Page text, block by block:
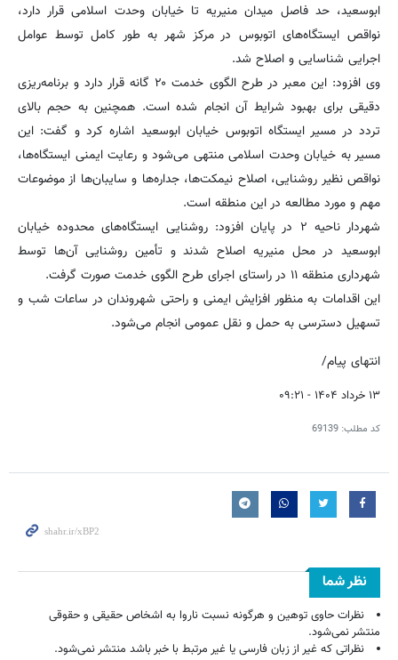
ابوسعید، حد فاصل میدان منیریه تا خیابان وحدت اسلامی قرار دارد،
نواقص ایستگاه‌های اتوبوس در مرکز شهر به طور کامل توسط عوامل
اجرایی شناسایی و اصلاح شد.
وی افزود: این معبر در طرح الگوی خدمت ۲۰ گانه قرار دارد و برنامه‌ریزی
دقیقی برای بهبود شرایط آن انجام شده است. همچنین به حجم بالای
تردد در مسیر ایستگاه اتوبوس خیابان ابوسعید اشاره کرد و گفت: این
مسیر به خیابان وحدت اسلامی منتهی می‌شود و رعایت ایمنی ایستگاه‌ها،
نواقص نظیر روشنایی، اصلاح نیمکت‌ها، جداره‌ها و سایبان‌ها از موضوعات
مهم و مورد مطالعه در این منطقه است.
شهردار ناحیه ۲ در پایان افزود: روشنایی ایستگاه‌های محدوده خیابان
ابوسعید در محل منیریه اصلاح شدند و تأمین روشنایی آن‌ها توسط
شهرداری منطقه ۱۱ در راستای اجرای طرح الگوی خدمت صورت گرفت.
این اقدامات به منظور افزایش ایمنی و راحتی شهروندان در ساعات شب و
تسهیل دسترسی به حمل و نقل عمومی انجام می‌شود.
انتهای پیام/
۱۳ خرداد ۱۴۰۴ - ۰۹:۲۱
کد مطلب: 69139
نظر شما
نظرات حاوی توهین و هرگونه نسبت ناروا به اشخاص حقیقی و حقوقی
منتشر نمی‌شود.
نظراتی که غیر از زبان فارسی یا غیر مرتبط با خبر باشد منتشر نمی‌شود.